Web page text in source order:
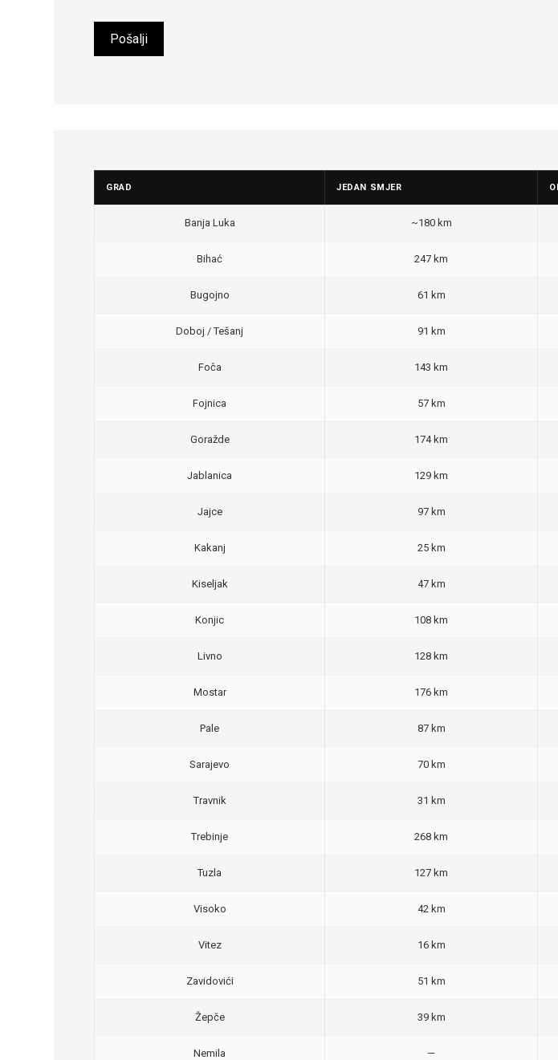
GRAD JEDAN SMJER
Banja Luka ~180 km
Bihać 247 km
Bugojno 61 km
Doboj / Tešanj 91 km
Foča 143 km
Fojnica 57 km
Goražde 174 km
Jablanica 129 km
Jajce 97 km
Kakanj 25 km
Kiseljak 47 km
Konjic 108 km
Livno 128 km
Mostar 176 km
Pale 87 km
Sarajevo 70 km
Travnik 31 km
Trebinje 268 km
Tuzla 127 km
Visoko 42 km
Vitez 16 km
Zavidovići 51 km
Žepče 39 km
Nemila —